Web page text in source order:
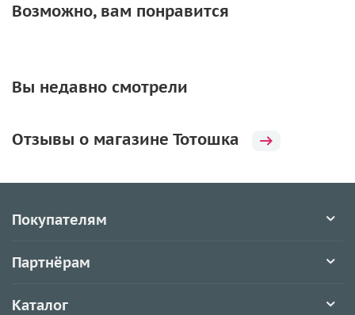
Возможно, вам понравится
Вы недавно смотрели
Отзывы о магазине Тотошка
Покупателям
Партнёрам
Каталог